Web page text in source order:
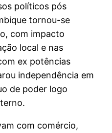
políticos pós
tornou-se
com impacto
local e nas
ex potências
independência em
de poder logo
com comércio,